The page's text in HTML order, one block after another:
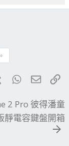
TumblrWhatsApp
電子
2 Pro 彼得潘童
靜電容鍵盤開箱